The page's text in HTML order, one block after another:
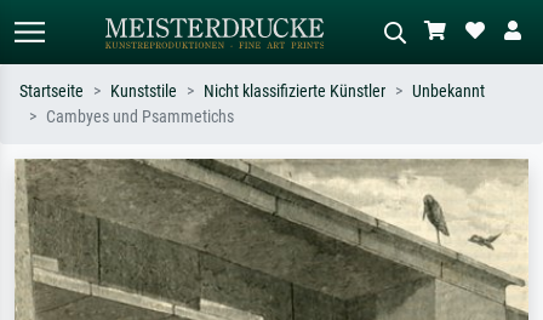
Suchen Sie nach Künstlern, Werktiteln
oder Stilen – z.B. Monet,
Sternennacht, Impressionismus, Welle
Hokusai, Akt.
Beschreiben Sie die Szene – z.B. Grüne
Wiese, Abstrakt mit viel Rot, Dunkles
Ölgemälde, Stehender Akt neben einem
Baum.
Startseite Kunststile Nicht klassifizierte Künstler
Unbekannt
Cambyes und Psammetichs